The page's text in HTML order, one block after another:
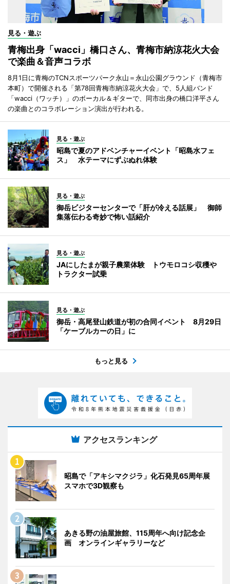
見る・遊ぶ
青梅出身「wacci」橋口さん、青梅市納涼花火大会
で楽曲＆音声コラボ
8月1日に青梅のTCNスポーツパーク永山＝永山公園グラウンド（青梅市
本町）で開催される「第78回青梅市納涼花火大会」で、5人組バンド
「wacci（ワッチ）」のボーカル＆ギターで、同市出身の橋口洋平さん
の楽曲とのコラボレーション演出が行われる。
見る・遊ぶ
昭島で夏のアドベンチャーイベント「昭島水フェ
ス」 水テーマにずぶぬれ体験
見る・遊ぶ
御岳ビジターセンターで「肝が冷える話展」 御師
集落伝わる奇妙で怖い話紹介
見る・遊ぶ
JAにしたまが親子農業体験 トウモロコシ収穫や
トラクター試乗
見る・遊ぶ
御岳・高尾登山鉄道が初の合同イベント 8月29日
「ケーブルカーの日」に
もっと見る
アクセスランキング
昭島で「アキシマクジラ」化石発見65周年展
スマホで3D観察も
あきる野の油屋旅館、115周年へ向け記念企
画 オンラインギャラリーなど